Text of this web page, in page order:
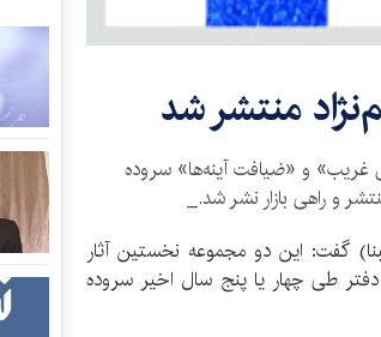
منتشر شد
غریب» و «ضیافت آینه‌ها» سروده
و راهی بازار نشر شد._
گفت: این دو مجموعه نخستین آثار
طی چهار یا پنج سال اخیر سروده